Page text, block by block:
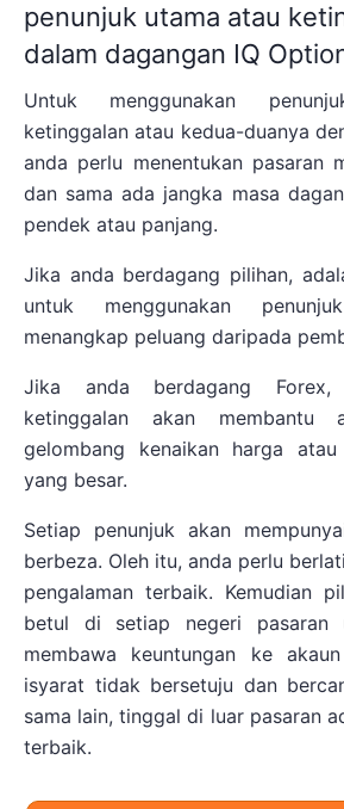
penunjuk utama atau
dalam dagangan IQ
Untuk menggunakan
ketinggalan atau kedua-duanya
anda perlu menentukan pasaran
dan sama ada jangka masa
pendek atau panjang.
Jika anda berdagang pilihan,
untuk menggunakan
menangkap peluang daripada
Jika anda berdagang Forex,
ketinggalan akan membantu
gelombang kenaikan harga atau
yang besar.
Setiap penunjuk akan
berbeza. Oleh itu, anda perlu
pengalaman terbaik. Kemudian
betul di setiap negeri pasaran
membawa keuntungan ke
isyarat tidak bersetuju dan
sama lain, tinggal di luar pasaran
terbaik.